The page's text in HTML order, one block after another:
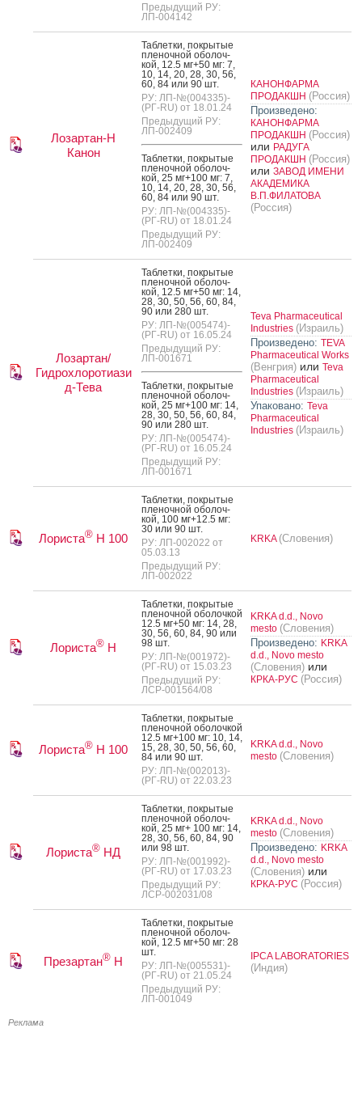
Предыдущий РУ:
ЛП-004142
Лозартан-Н
Канон
Таб­летки, пок­ры­тые
пле­ноч­ной обо­лоч­
кой, 12.5 мг+50 мг: 7,
10, 14, 20, 28, 30, 56,
60, 84 или 90 шт.
РУ: ЛП-№(004335)-
(РГ-RU) от 18.01.24
Предыдущий РУ:
ЛП-002409
Таб­летки, пок­ры­тые
пле­ноч­ной обо­лоч­
кой, 25 мг+100 мг: 7,
10, 14, 20, 28, 30, 56,
60, 84 или 90 шт.
РУ: ЛП-№(004335)-
(РГ-RU) от 18.01.24
Предыдущий РУ:
ЛП-002409
КАНОНФАРМА
ПРОДАКШН (Россия)
Произведено:
КАНОНФАРМА
ПРОДАКШН (Россия)
или РАДУГА
ПРОДАКШН (Россия)
или ЗАВОД ИМЕНИ
АКАДЕМИКА
В.П.ФИЛАТОВА
(Россия)
Лозартан/
Гидрохлоротиази
д-Тева
Таб­летки, пок­ры­тые
пле­ноч­ной обо­лоч­
кой, 12.5 мг+50 мг: 14,
28, 30, 50, 56, 60, 84,
90 или 280 шт.
РУ: ЛП-№(005474)-
(РГ-RU) от 16.05.24
Предыдущий РУ:
ЛП-001671
Таб­летки, пок­ры­тые
пле­ноч­ной обо­лоч­
кой, 25 мг+100 мг: 14,
28, 30, 50, 56, 60, 84,
90 или 280 шт.
РУ: ЛП-№(005474)-
(РГ-RU) от 16.05.24
Предыдущий РУ:
ЛП-001671
Teva Pharmaceutical
Industries (Израиль)
Произведено: TEVA
Pharmaceutical Works
(Венгрия) или Teva
Pharmaceutical
Industries (Израиль)
Упаковано: Teva
Pharmaceutical
Industries (Израиль)
Лориста® H 100
Таб­летки, пок­ры­тые
пле­ноч­ной обо­лоч­
кой, 100 мг+12.5 мг:
30 или 90 шт.
РУ: ЛП-002022 от
05.03.13
Предыдущий РУ:
ЛП-002022
KRKA (Словения)
Лориста® Н
Таб­летки, пок­ры­тые
пле­ноч­ной обо­лоч­кой
12.5 мг+50 мг: 14, 28,
30, 56, 60, 84, 90 или
98 шт.
РУ: ЛП-№(001972)-
(РГ-RU) от 15.03.23
Предыдущий РУ:
ЛСР-001564/08
KRKA d.d., Novo
mesto (Словения)
Произведено: KRKA
d.d., Novo mesto
(Словения) или
КРКА-РУС (Россия)
Лориста® Н 100
Таб­летки, пок­ры­тые
пле­ноч­ной обо­лоч­кой
12.5 мг+100 мг: 10, 14,
15, 28, 30, 50, 56, 60,
84 или 90 шт.
РУ: ЛП-№(002013)-
(РГ-RU) от 22.03.23
KRKA d.d., Novo
mesto (Словения)
Лориста® НД
Таб­летки, пок­ры­тые
пле­ноч­ной обо­лоч­
кой, 25 мг+ 100 мг: 14,
28, 30, 56, 60, 84, 90
или 98 шт.
РУ: ЛП-№(001992)-
(РГ-RU) от 17.03.23
Предыдущий РУ:
ЛСР-002031/08
KRKA d.d., Novo
mesto (Словения)
Произведено: KRKA
d.d., Novo mesto
(Словения) или
КРКА-РУС (Россия)
Презартан® Н
Таб­летки, пок­ры­тые
пле­ноч­ной обо­лоч­
кой, 12.5 мг+50 мг: 28
шт.
РУ: ЛП-№(005531)-
(РГ-RU) от 21.05.24
Предыдущий РУ:
ЛП-001049
IPCA LABORATORIES
(Индия)
Реклама